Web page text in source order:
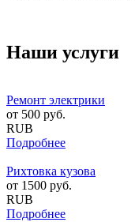
Наши услуги
Ремонт электрики
от 500 руб.
RUB
Подробнее
Рихтовка кузова
от 1500 руб.
RUB
Подробнее